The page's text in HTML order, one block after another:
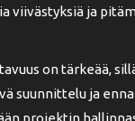
viivästyksiä ja
on tärkeää,
suunnittelu ja
projektin